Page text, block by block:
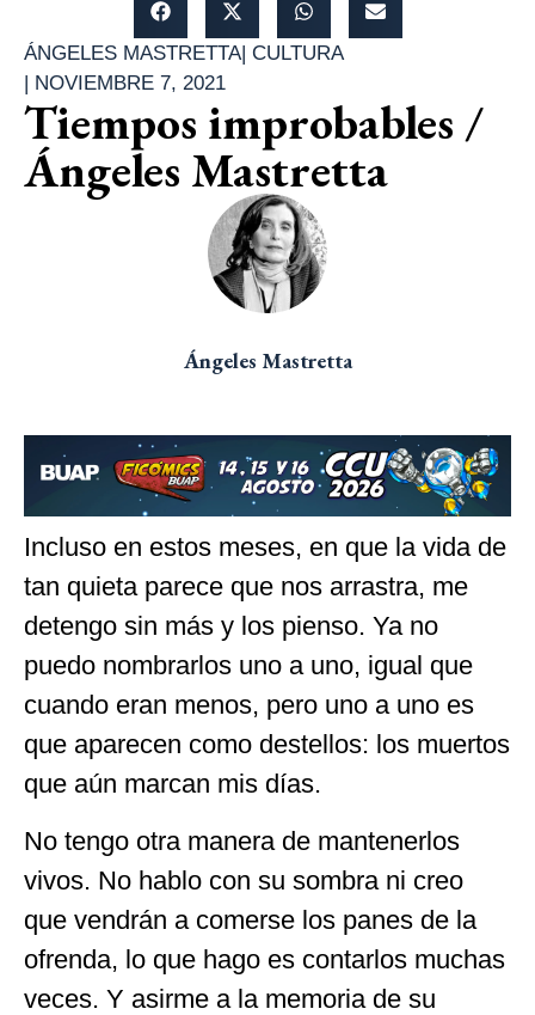
ÁNGELES MASTRETTA| CULTURA
| NOVIEMBRE 7, 2021
Tiempos improbables /
Ángeles Mastretta
Ángeles Mastretta
Incluso en estos meses, en que la vida de
tan quieta parece que nos arrastra, me
detengo sin más y los pienso. Ya no
puedo nombrarlos uno a uno, igual que
cuando eran menos, pero uno a uno es
que aparecen como destellos: los muertos
que aún marcan mis días.
No tengo otra manera de mantenerlos
vivos. No hablo con su sombra ni creo
que vendrán a comerse los panes de la
ofrenda, lo que hago es contarlos muchas
veces. Y asirme a la memoria de su